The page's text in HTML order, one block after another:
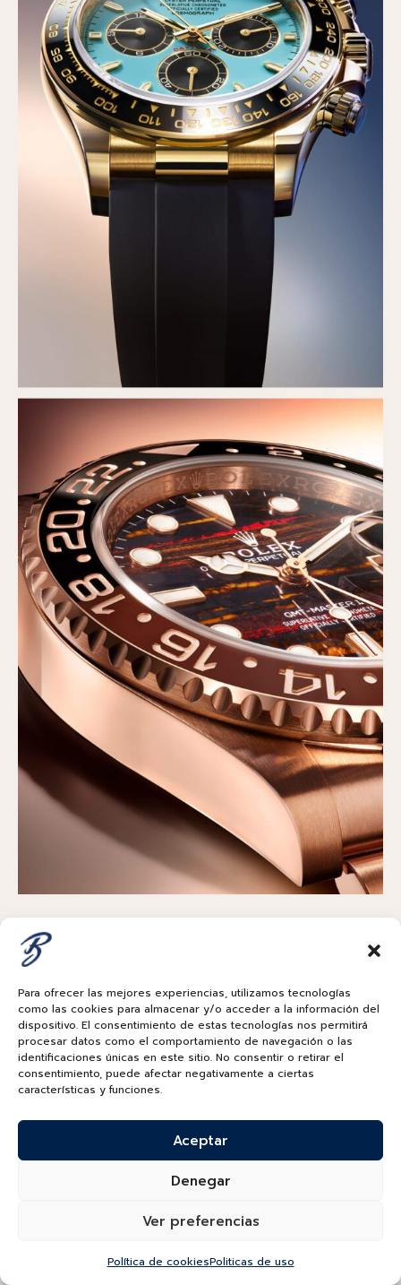
Para ofrecer las mejores experiencias, utilizamos tecnologías
como las cookies para almacenar y/o acceder a la información del
dispositivo. El consentimiento de estas tecnologías nos permitirá
procesar datos como el comportamiento de navegación o las
identificaciones únicas en este sitio. No consentir o retirar el
consentimiento, puede afectar negativamente a ciertas
características y funciones.
Aceptar
Denegar
Ver preferencias
Política de cookiesPoliticas de uso
Cerámica de alta tecnología
Rolex ha desempeñado un papel pionero en el desarrollo
de cerámicas especiales para la fabricación de algunos
elementos externos. Particularmente resistentes a las
rayaduras, estos materiales presentan colores
inalterables y de una intensidad poco común. Además,
por la naturaleza de su composición química, estas
cerámicas de alta tecnología son inertes y resisten a la
unos métodos de fabricación exclusivos e innovadores
que le permiten producir estos componentes de cerámica